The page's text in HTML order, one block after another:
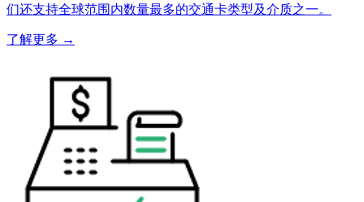
们还支持全球范围内数量最多的交通卡类型及介质之一。
了解更多 →